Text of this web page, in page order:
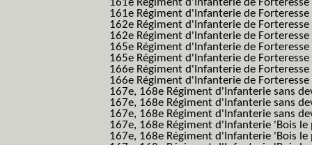
161e Régiment d'Infanterie de Forteresse
161e Régiment d'Infanterie de
162e Régiment d'Infanterie de Forteresse
162e Régiment d'Infanterie de
165e Régiment d'Infanterie de Forteresse
165e Régiment d'Infanterie de Forteresse
166e Régiment d'Infanterie de Forteresse
166e Régiment d'Infanterie de Forteresse
167e, 168e Régiment d'Infanterie sans
167e, 168e Régiment d'Infanterie sans
167e, 168e Régiment d'Infanterie sans
167e, 168e Régiment d'Infanterie 'Bois
167e, 168e Régiment d'Infanterie 'Bois